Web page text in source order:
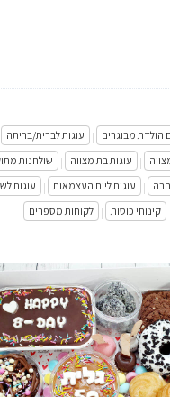
הולדת מבוגרים | עוגות לברית/בריתה
| עוגות בת מצווה | שולחנות
| עוגות ליום העצמאות | עוגות
קינוחי כוסות
| לקוחות מספרים
קינוחים עם משלוח ליום
פרטים נוספים